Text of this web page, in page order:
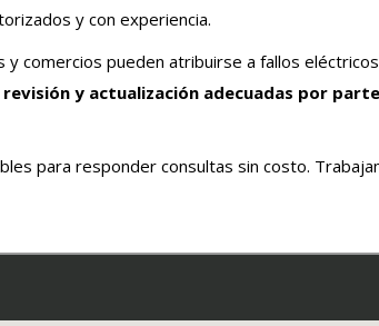
y con experiencia.
y comercios pueden atribuirse a fallos
y actualización adecuadas por
para responder consultas sin costo.